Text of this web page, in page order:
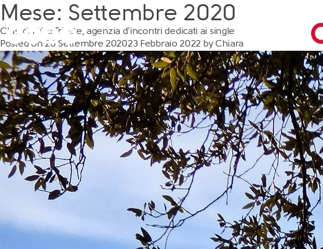
Scopri Club di Più
Le testimonianze Club di Più
La fondatrice Valeria Pilla
Mese: Settembre 2020
Club di Più a Trieste, agenzia d’incontri dedicati ai single
Posted on 26 Settembre 202023 Febbraio 2022 by Chiara